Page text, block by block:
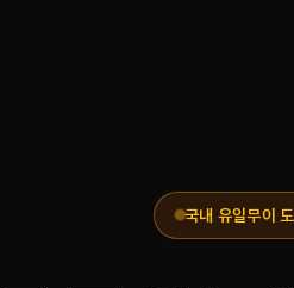
국내 유일무이